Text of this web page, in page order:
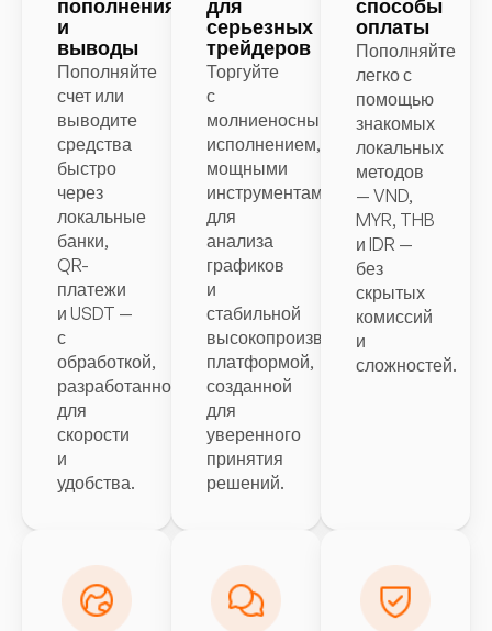
пополнения
и
выводы
Пополняйте
счет или
выводите
средства
быстро
через
локальные
банки,
QR-
платежи
и USDT —
с
обработкой,
разработанной
для
скорости
и
удобства.
для
серьезных
трейдеров
Торгуйте
с
молниеносным
исполнением,
мощными
инструментами
для
анализа
графиков
и
стабильной
высокопроизводительной
платформой,
созданной
для
уверенного
принятия
решений.
способы
оплаты
Пополняйте
легко с
помощью
знакомых
локальных
методов
— VND,
MYR, THB
и IDR —
без
скрытых
комиссий
и
сложностей.